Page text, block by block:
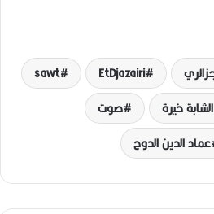
EtDjazairi
sawt
الشابة خيرة
صوت
عماد الدين الدوح